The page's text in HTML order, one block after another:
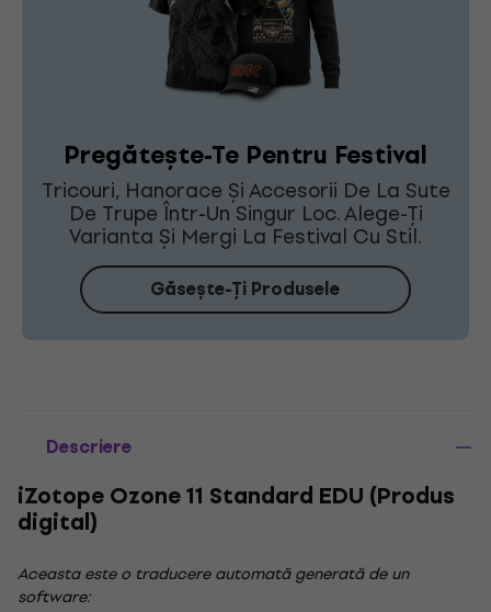
Pregătește-Te Pentru Festival
Tricouri, Hanorace Și Accesorii De La Sute
De Trupe Într-Un Singur Loc. Alege-Ți
Varianta Și Mergi La Festival Cu Stil.
Găsește-Ți Produsele
Descriere
iZotope Ozone 11 Standard EDU (Produs
digital)
Aceasta este o traducere automată generată de un
software: